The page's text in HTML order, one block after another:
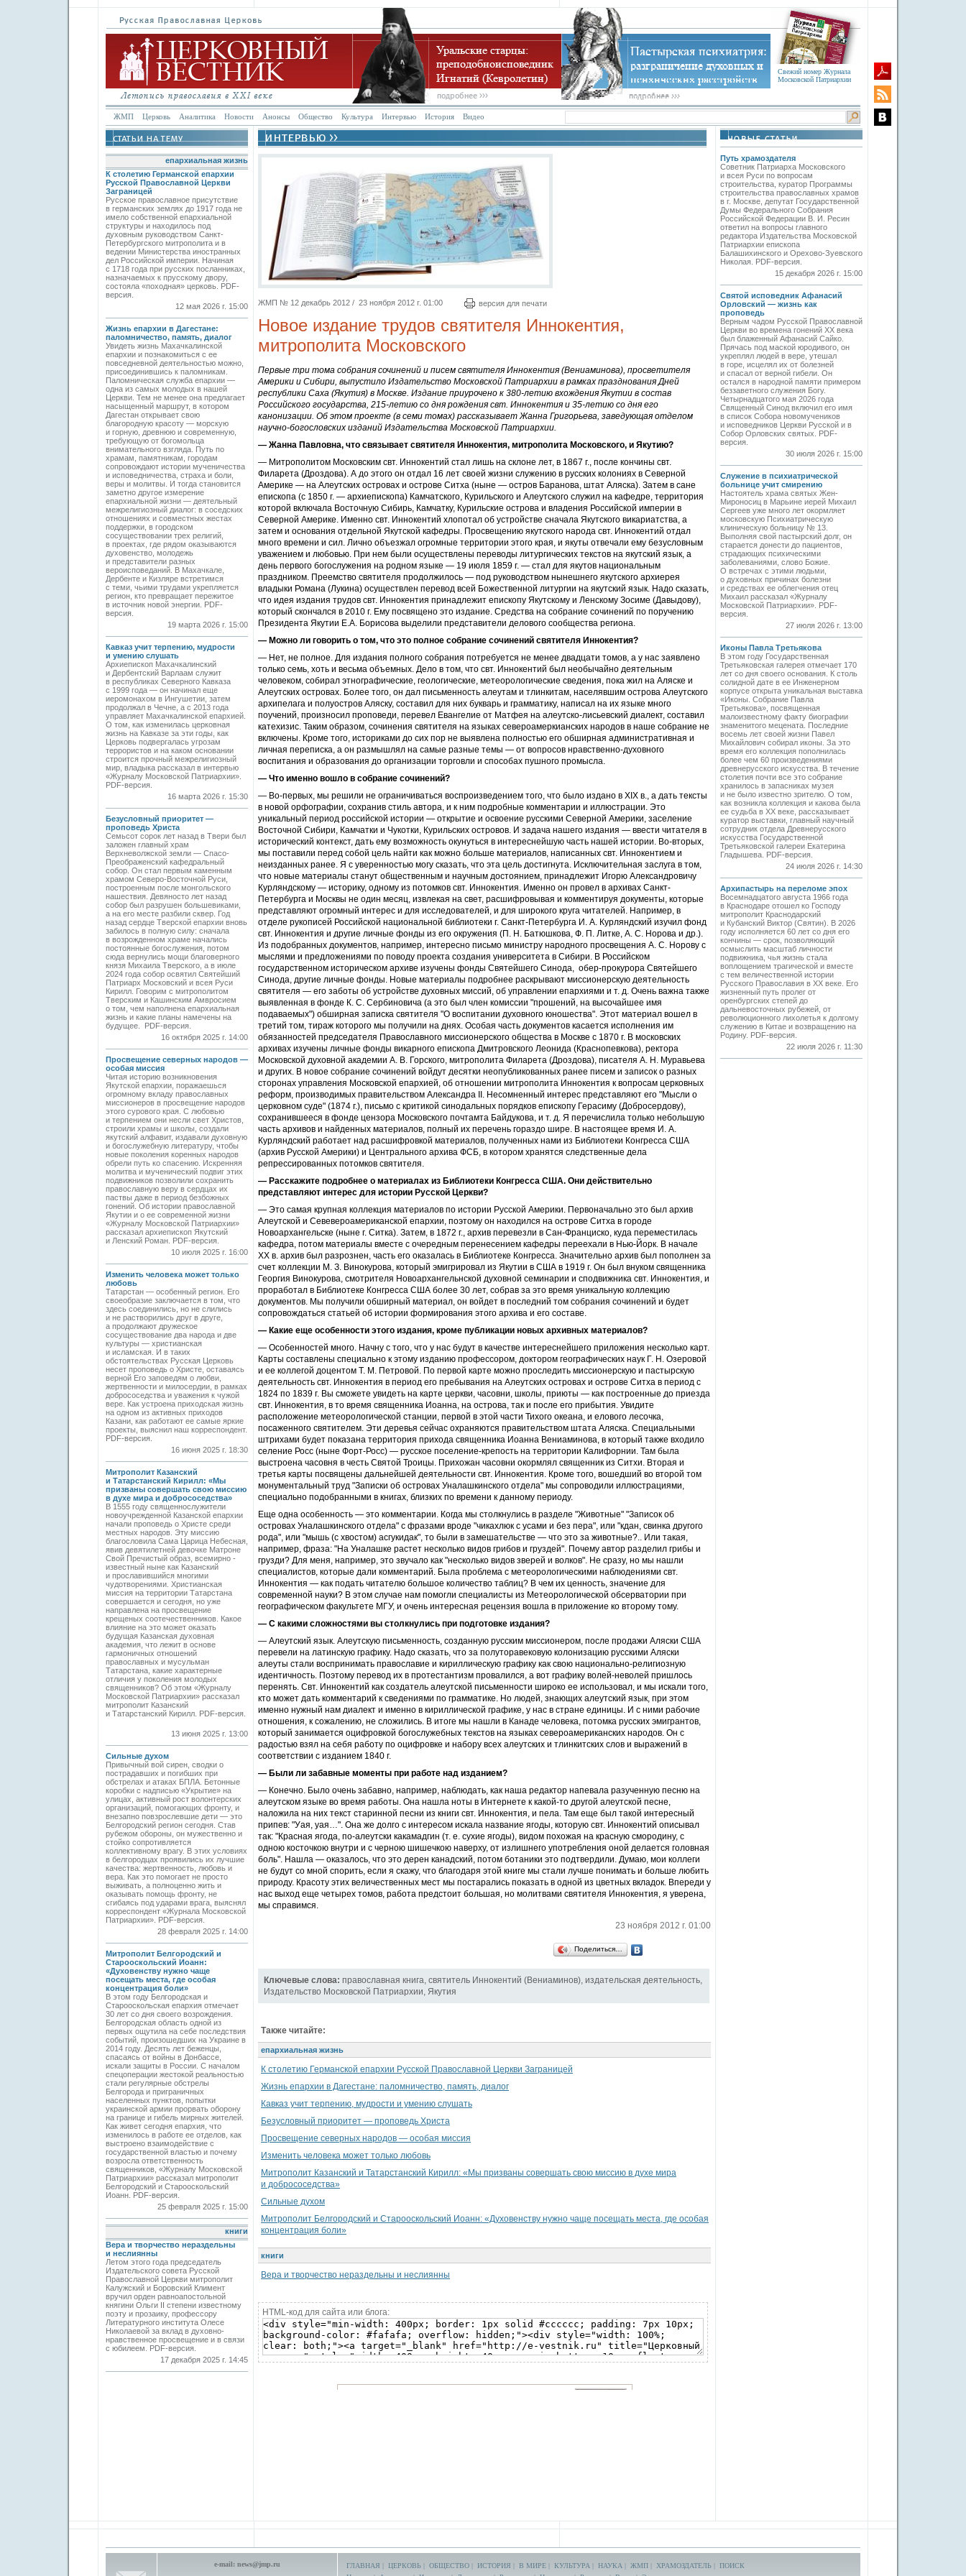
Свежий номер Журнала
Московской Патриархии
ЖМП Церковь Аналитика Новости Анонсы Общество Культура Интервью История Видео
епархиальная жизнь
К столетию Германской епархии
Русской Православной Церкви
Заграницей
Русское православное присутствие
в германских землях до 1917 года не
имело собственной епархиальной
структуры и находилось под
духовным руководством Санкт-
Петербургского митрополита и в
ведении Министерства иностранных
дел Российской империи. Начиная
с 1718 года при русских посланниках,
назначаемых к прусскому двору,
состояла «походная» церковь. PDF-
версия.
12 мая 2026 г. 15:00
Жизнь епархии в Дагестане:
паломничество, память, диалог
Увидеть жизнь Махачкалинской
епархии и познакомиться с ее
повседневной деятельностью можно,
присоединившись к паломникам.
Паломническая служба епархии —
одна из самых молодых в нашей
Церкви. Тем не менее она предлагает
насыщенный маршрут, в котором
Дагестан открывает свою
благородную красоту — морскую
и горную, древнюю и современную,
требующую от богомольца
внимательного взгляда. Путь по
храмам, памятникам, городам
сопровождают истории мученичества
и исповедничества, страха и боли,
веры и молитвы. И тогда становится
заметно другое измерение
епархиальной жизни — деятельный
межрелигиозный диалог: в соседских
отношениях и совместных жестах
поддержки, в городском
сосуществовании трех религий,
в проектах, где рядом оказываются
духовенство, молодежь
и представители разных
вероисповеданий. В Махачкале,
Дербенте и Кизляре встретимся
с теми, чьими трудами укрепляется
регион, кто превращает пережитое
в источник новой энергии. PDF-
версия.
19 марта 2026 г. 15:00
Кавказ учит терпению, мудрости
и умению слушать
Архиепископ Махачкалинский
и Дербентский Варлаам служит
в республиках Северного Кавказа
с 1999 года — он начинал еще
иеромонахом в Ингушетии, затем
продолжал в Чечне, а с 2013 года
управляет Махачкалинской епархией.
О том, как изменилась церковная
жизнь на Кавказе за эти годы, как
Церковь подвергалась угрозам
террористов и на каком основании
строится прочный межрелигиозный
мир, владыка рассказал в интервью
«Журналу Московской Патриархии».
PDF-версия.
16 марта 2026 г. 15:30
Безусловный приоритет —
проповедь Христа
Семьсот сорок лет назад в Твери был
заложен главный храм
Верхневолжской земли — Спасо-
Преображенский кафедральный
собор. Он стал первым каменным
храмом Северо-Восточной Руси,
построенным после монгольского
нашествия. Девяносто лет назад
собор был разрушен большевиками,
а на его месте разбили сквер. Год
назад сердце Тверской епархии вновь
забилось в полную силу: сначала
в возрожденном храме начались
постоянные богослужения, потом
сюда вернулись мощи благоверного
князя Михаила Тверского, а в июле
2024 года собор освятил Святейший
Патриарх Московский и всея Руси
Кирилл. Говорим с митрополитом
Тверским и Кашинским Амвросием
о том, чем наполнена епархиальная
жизнь и какие планы намечены на
будущее. PDF-версия.
16 октября 2025 г. 14:00
Просвещение северных народов —
особая миссия
Читая историю возникновения
Якутской епархии, поражаешься
огромному вкладу православных
миссионеров в просвещение народов
этого сурового края. С любовью
и терпением они несли свет Христов,
строили храмы и школы, создали
якутский алфавит, издавали духовную
и богослужебную литературу, чтобы
новые поколения коренных народов
обрели путь ко спасению. Искренняя
молитва и мученический подвиг этих
подвижников позволили сохранить
православную веру в сердцах их
паствы даже в период безбожных
гонений. Об истории православной
Якутии и о ее современной жизни
«Журналу Московской Патриархии»
рассказал архиепископ Якутский
и Ленский Роман. PDF-версия.
10 июля 2025 г. 16:00
Изменить человека может только
любовь
Татарстан — особенный регион. Его
своеобразие заключается в том, что
здесь соединились, но не слились
и не растворились друг в друге,
а продолжают дружеское
сосуществование два народа и две
культуры — христианская
и исламская. И в таких
обстоятельствах Русская Церковь
несет проповедь о Христе, оставаясь
верной Его заповедям о любви,
жертвенности и милосердии, в рамках
добрососедства и уважения к чужой
вере. Как устроена приходская жизнь
на одном из активных приходов
Казани, как работают ее самые яркие
проекты, выяснил наш корреспондент.
PDF-версия.
16 июня 2025 г. 18:30
Митрополит Казанский
и Татарстанский Кирилл: «Мы
призваны совершать свою миссию
в духе мира и добрососедства»
В 1555 году священнослужители
новоучрежденной Казанской епархии
начали проповедь о Христе среди
местных народов. Эту миссию
благословила Сама Царица Небесная,
явив девятилетней девочке Матроне
Свой Пречистый образ, всемирно ­
известный ныне как Казанский
и прославившийся многими
чудотворениями. Христианская
миссия на территории Татарстана
совершается и сегодня, но уже
направлена на просвещение
крещеных соотечественников. Какое
влияние на это может оказать
будущая Казанская духовная
академия, что лежит в основе
гармоничных отношений
православных и мусульман
Татарстана, какие характерные
отличия у поколения молодых
священников? Об этом «Журналу
Московской Патриархии» рассказал
митрополит Казанский
и Татарстанский Кирилл. PDF-версия.
13 июня 2025 г. 13:00
Сильные духом
Привычный вой сирен, сводки о
пострадавших и погибших при
обстрелах и атаках БПЛА. Бетонные
коробки с надписью «Укрытие» на
улицах, активный рост волонтерских
организаций, помогающих фронту, и
внезапно повзрослевшие дети — это
Белгородский регион сегодня. Став
рубежом обороны, он мужественно и
стойко сопротивляется
коллективному врагу. В этих условиях
в белгородцах проявились их лучшие
качества: жертвенность, любовь и
вера. Как это помогает не просто
выживать, а полноценно жить и
оказывать помощь фронту, не
сгибаясь под ударами врага, выяснял
корреспондент «Журнала Московской
Патриархии». PDF-версия.
28 февраля 2025 г. 14:00
Митрополит Белгородский и
Старооскольский Иоанн:
«Духовенству нужно чаще
посещать места, где особая
концентрация боли»
В этом году Белгородская и
Старооскольская епархия отмечает
30 лет со дня своего возрождения.
Белгородская область одной из
первых ощутила на себе последствия
событий, произошедших на Украине в
2014 году. Десять лет беженцы,
спасаясь от войны в Донбассе,
искали защиты в России. С началом
спецоперации жестокой реальностью
стали регулярные обстрелы
Белгорода и приграничных
населенных пунктов, попытки
украинской армии прорвать оборону
на границе и гибель мирных жителей.
Как живет сегодня епархия, что
изменилось в работе ее отделов, как
выстроено взаимодействие с
государственной властью и почему
возросла ответственность
священников, «Журналу Московской
Патриархии» рассказал митрополит
Белгородский и Старооскольский
Иоанн. PDF-версия.
25 февраля 2025 г. 15:00
книги
Вера и творчество нераздельны
и неслиянны
Летом этого года председатель
Издательского совета Русской
Православной Церкви митрополит
Калужский и Боровский Климент
вручил орден равноапостольной
княгини Ольги II степени известному
поэту и прозаику, профессору
Литературного института Олесе
Николаевой за вклад в духовно-
нравственное просвещение и в связи
с юбилеем. PDF-версия.
17 декабря 2025 г. 14:45
ЖМП № 12 декабрь 2012 / 23 ноября 2012 г. 01:00 версия для печати
Новое издание трудов святителя Иннокентия,
митрополита Московского
Первые три тома собрания сочинений и писем святителя Иннокентия (Вениаминова), просветителя
Америки и Сибири, выпустило Издательство Московской Патриархии в рамках празднования Дней
республики Саха (Якутия) в Москве. Издание приурочено к 380‑летию вхождения Якутии в состав
Российского государства, 215‑летию со дня рождения свт. Иннокентия и 35‑летию со дня его
канонизации. Об этом проекте (в семи томах) рассказывает Жанна Григорьева, заведующая отделом
научно-богословских изданий Издательства Московской Патриархии.
— Жанна Павловна, что связывает святителя Иннокентия, митрополита Московского, и Якутию?
— Митрополитом Московским свт. Иннокентий стал лишь на склоне лет, в 1867 г., после кончины свт.
Филарета (Дроздова). А до этого он отдал 16 лет своей жизни служению в русских колониях в Северной
Америке — на Алеутских островах и острове Ситха (ныне — остров Баранова, штат Аляска). Затем в сане
епископа (с 1850 г. — архиепископа) Камчатского, Курильского и Алеутского служил на кафедре, территория
которой включала Восточную Сибирь, Камчатку, Курильские острова и владения Российской империи в
Северной Америке. Именно свт. Иннокентий хлопотал об устройстве сначала Якутского викариатства, а
затем и основания отдельной Якутской кафедры. Просвещению якутского народа свт. Иннокентий отдал
много времени и сил. Лично объезжал огромные территории этого края, и якуты отвечали ему безусловным
уважением и любовью. При нем были осуществлены переводы литургических текстов на якутский язык, а
день первого богослужения на родном языке — 19 июля 1859 г. — стал для якутов национальным
праздником. Преемство святителя продолжилось — под руководством нынешнего якутского архиерея
владыки Романа (Лукина) осуществлен перевод всей Божественной литургии на якутский язык. Надо сказать,
что идея издания трудов свт. Иннокентия принадлежит епископу Якутскому и Ленскому Зосиме (Давыдову),
который скончался в 2010 г. Ему посвящено это издание. Средства на собрание сочинений по поручению
Президента Якутии Е.А. Борисова выделили представители делового сообщества региона.
— Можно ли говорить о том, что это полное собрание сочинений святителя Иннокентия?
— Нет, не полное. Для издания полного собрания потребуется не менее двадцати томов, а у нас заявлено
только семь, хоть и весьма объемных. Дело в том, что свт. Иннокентий был необычайно деятельным
человеком, собирал этнографические, геологические, метеорологические сведения, пока жил на Аляске и
Алеутских островах. Более того, он дал письменность алеутам и тлинкитам, населявшим острова Алеутского
архипелага и полуостров Аляску, составил для них букварь и грамматику, написал на их языке много
поучений, произносил проповеди, перевел Евангелие от Матфея на алеутско-лисьевский диалект, составил
катехизис. Таким образом, сочинения святителя на языках североамеркианских народов в наше собрание не
включены. Кроме того, историками до сих пор не выявлена полностью его обширная административная и
личная переписка, а он размышлял на самые разные темы — от вопросов нравственно-духовного
воспитания и образования до организации торговли и способах пушного промысла.
— Что именно вошло в собрание сочинений?
— Во-первых, мы решили не ограничиваться воспроизведением того, что было издано в XIX в., а дать тексты
в новой орфографии, сохранив стиль автора, и к ним подробные комментарии и иллюстрации. Это
уникальный период российской истории — открытие и освоение русскими Северной Америки, заселение
Восточной Сибири, Камчатки и Чукотки, Курильских островов. И задача нашего издания — ввести читателя в
исторический контекст, дать ему возможность окунуться в интереснейшую часть нашей истории. Во-вторых,
мы поставили перед собой цель найти как можно больше материалов, написанных свт. Иннокентием и
неизданных ранее. Я с уверенностью могу сказать, что эта цель достигнута. Исключительная заслуга в том,
что новые материалы станут общественным и научным достоянием, принадлежит Игорю Александровичу
Курляндскому — историку, одному из потомков свт. Иннокентия. Именно он провел в архивах Санкт-
Петербурга и Москвы не один месяц, извлекая на свет, расшифровывая и комментируя документы, которые
представляют огромный интерес и для исследователей, и для широкого круга читателей. Например, в
отделе рукописей Российской национальной библиотеки г. Санкт-Петербурга И. А. Курляндский изучил фонд
свт. Иннокентия и другие личные фонды из его окружения (П. Н. Батюшкова, Ф. П. Литке, А. С. Норова и др.).
Из подобранных документов, например, интересно письмо министру народного просвещения А. С. Норову с
мыслями и предложениями по поводу проекта создания университета в Сибири. В Российском
государственном историческом архиве изучены фонды Святейшего Синода, обер-прокурора Святейшего
Синода, другие личные фонды. Новые материалы подробнее раскрывают миссионерскую деятельность
святителя — его заботы об устройстве духовных миссий, об управлении епархиями и т. д. Очень важна также
выявленная в фонде К. С. Сербиновича (а это был член комиссии "прошений, на высочайшее имя
подаваемых") обширная записка святителя "О воспитании духовного юношества". Этот материал вошел в
третий том, тираж которого мы получили на днях. Особая часть документов касается исполнения им
обязанностей председателя Православного миссионерского общества в Москве с 1870 г. В московских
архивах изучены личные фонды викарного епископа Дмитровского Леонида (Краснопевкова), ректора
Московской духовной академии А. В. Горского, митрополита Филарета (Дроздова), писателя А. Н. Муравьева
и других. В новое собрание сочинений войдут десятки неопубликованных ранее писем и записок о разных
сторонах управления Московской епархией, об отношении митрополита Иннокентия к вопросам церковных
реформ, производимых правительством Александра II. Несомненный интерес представляют его "Мысли о
церковном суде" (1874 г.), письмо с критикой синодальных порядков епископу Герасиму (Добросердову),
сохранившееся в фонде цензора Московского почтамта Байдукова, и т. д. Я перечислила только небольшую
часть архивов и найденных материалов, полный их перечень гораздо шире. В настоящее время И. А.
Курляндский работает над расшифровкой материалов, полученных нами из Библиотеки Конгресса США
(архив Русской Америки) и Центрального архива ФСБ, в котором хранятся следственные дела
репрессированных потомков святителя.
— Расскажите подробнее о материалах из Библиотеки Конгресса США. Они действительно
представляют интерес для истории Русской Церкви?
— Это самая крупная коллекция материалов по истории Русской Америки. Первоначально это был архив
Алеутской и Севевероамериканской епархии, поэтому он находился на острове Ситха в городе
Новоархангельске (ныне г. Ситка). Затем, в 1872 г., архив перевезли в Сан-Франциско, куда переместилась
кафедра, потом материалы вместе с очередным перенесением кафедры переехали в Нью-Йорк. В начале
XX в. архив был разрознен, часть его оказалась в Библиотеке Конгресса. Значительно архив был пополнен за
счет коллекции М. З. Винокурова, который эмигрировал из Якутии в США в 1919 г. Он был внуком священника
Георгия Винокурова, смотрителя Новоархангельнской духовной семинарии и сподвижника свт. Иннокентия, и
проработал в Библиотеке Конгресса США более 30 лет, собрав за это время уникальную коллекцию
документов. Мы получили обширный материал, он войдет в последний том собрания сочинений и будет
сопровождаться статьей об истории формирования этого архива и его составе.
— Какие еще особенности этого издания, кроме публикации новых архивных материалов?
— Особенностей много. Начну с того, что у нас будут в качестве интереснейшего приложения несколько карт.
Карты составлены специально к этому изданию профессором, доктором географических наук Г. Н. Озеровой
и ее коллегой доцентом Т. М. Петровой. По первой карте можно проследить миссионерскую и пастырскую
деятельность свт. Иннокентия в период его пребывания на Алеутских островах и острове Ситха в период с
1824 по 1839 г. Вы сможете увидеть на карте церкви, часовни, школы, приюты — как построенные до приезда
свт. Иннокентия, в то время священника Иоанна, на острова, так и после его прибытия. Увидите
расположение метеорологической станции, первой в этой части Тихого океана, и елового лесочка,
посаженного святителем. Эти деревья сейчас охраняются правительством штата Аляска. Специальными
штрихами будет показана территория прихода священника Иоанна Вениаминова, в который также входило
селение Росс (ныне Форт-Росс) — русское поселение-крепость на территории Калифорнии. Там была
выстроена часовня в честь Святой Троицы. Прихожан часовни окормлял священник из Ситхи. Вторая и
третья карты посвящены дальнейшей деятельности свт. Иннокентия. Кроме того, вошедший во второй том
монументальный труд "Записки об островах Уналашкинского отдела" мы сопроводили иллюстрациями,
специально подобранными в книгах, близких по времени к данному периоду.
Еще одна особенность — это комментарии. Когда мы столкнулись в разделе "Животные" "Записок об
островах Уналашкинского отдела" с фразами вроде "чикахлюк с усами и без пера", или "кдан, свинка другого
рода", или "мышь (с хвостом) асгукидак", то были в замешательстве — что это за животные?.. Или такая,
например, фраза: "На Уналашке растет несколько видов грибов и груздей". Почему автор разделил грибы и
грузди? Для меня, например, это звучало как "несколько видов зверей и волков". Не сразу, но мы нашли
специалистов, которые дали комментарий. Была проблема с метеорологическими наблюдениями свт.
Иннокентия — как подать читателю большое количество таблиц? В чем их ценность, значение для
современной науки? В этом случае нам помогли специалисты из Метеорологической обсерватории при
географическом факультете МГУ, и очень интересная рецензия вошла в приложение ко второму тому.
— С какими сложностями вы столкнулись при подготовке издания?
— Алеутский язык. Алеутскую письменность, созданную русским миссионером, после продажи Аляски США
перевели на латинскую графику. Надо сказать, что за полуторавековую колонизацию русскими Аляски
алеуты стали воспринимать православие и кириллическую графику как свою национально-религиозную
идентичность. Поэтому перевод их в протестантизм провалился, а вот графику волей-неволей пришлось
перенять. Свт. Иннокентий как создатель алеутской письменности широко ее использовал, и мы искали того,
кто может дать комментарий к сведениями по грамматике. Но людей, знающих алеутский язык, при этом
именно нужный нам диалект и именно в кириллической графике, у нас в стране единицы. И с ними рабочие
отношения, к сожалению, не сложились. В итоге мы нашли в Канаде человека, потомка русских эмигрантов,
который занимается оцифровкой богослужебных текстов на языках североамериканских народов. Он с
радостью взял на себя работу по оцифровке и набору всех алеутских и тлинкитских слов и выражений в
соответствии с изданием 1840 г.
— Были ли забавные моменты при работе над изданием?
— Конечно. Было очень забавно, например, наблюдать, как наша редактор напевала разученную песню на
алеутском языке во время работы. Она нашла ноты в Интернете к какой-то другой алеутской песне,
наложила на них текст старинной песни из книги свт. Иннокентия, и пела. Там еще был такой интересный
припев: "Уая, уая…". Она же долго с интересом искала название ягоды, которую свт. Иннокентий описывал
так: "Красная ягода, по-алеутски какамадгин (т. е. сухие ягоды), видом похожая на красную смородину, с
одною косточкою внутри и с черною шишечкою наверху, от излишнего употребления оной делается головная
боль". Нашла — оказалось, что это дерен канадский, потом ботаники это подтвердили. Думаю, мои коллеги
не будут со мной спорить, если я скажу, что благодаря этой книге мы стали лучше понимать и больше любить
природу. Красоту этих величественных мест мы постарались показать в одной из цветных вкладок. Впереди у
нас выход еще четырех томов, работа предстоит большая, но молитвами святителя Иннокентия, я уверена,
мы справимся.
23 ноября 2012 г. 01:00
Поделиться…
Ключевые слова: православная книга святитель Иннокентий (Вениаминов) издательская деятельность
Издательство Московской Патриархии Якутия
Также читайте:
епархиальная жизнь
К столетию Германской епархии Русской Православной Церкви Заграницей
Жизнь епархии в Дагестане: паломничество, память, диалог
Кавказ учит терпению, мудрости и умению слушать
Безусловный приоритет — проповедь Христа
Просвещение северных народов — особая миссия
Изменить человека может только любовь
Митрополит Казанский и Татарстанский Кирилл: «Мы призваны совершать свою миссию в духе мира
и добрососедства»
Сильные духом
Митрополит Белгородский и Старооскольский Иоанн: «Духовенству нужно чаще посещать места, где особая
концентрация боли»
книги
Вера и творчество нераздельны и неслиянны
HTML-код для сайта или блога:
Путь храмоздателя
Советник Патриарха Московского
и всея Руси по вопросам
строительства, куратор Программы
строительства православных храмов
в г. Москве, депутат Государственной
Думы Федерального Собрания
Российской Федерации В. И. Ресин
ответил на вопросы главного
редактора Издательства Московской
Патриархии епископа
Балашихинского и Орехово-Зуевского
Николая. PDF-версия.
15 декабря 2026 г. 15:00
Святой исповедник Афанасий
Орловский — жизнь как
проповедь
Верным чадом Русской Православной
Церкви во времена гонений XX века
был блаженный Афанасий Сайко.
Прячась под маской юродивого, он
укреплял людей в вере, утешал
в горе, исцелял их от болезней
и спасал от верной гибели. Он
остался в народной памяти примером
беззаветного служения Богу.
Четырнадцатого мая 2026 года
Священный Синод включил его имя
в список Собора новомучеников
и исповедников Церкви Русской и в
Собор Орловских святых. PDF-
версия.
30 июля 2026 г. 15:00
Служение в психиатрической
больнице учит смирению
Настоятель храма святых Жен-
Мироносиц в Марьине иерей Михаил
Сергеев уже много лет окормляет
московскую Психиатрическую
клиническую больницу № 13.
Выполняя свой пастырский долг, он
старается донести до пациентов,
страдающих психическими
заболеваниями, слово Божие.
О встречах с этими людьми,
о духовных причинах болезни
и средствах ее облегчения отец
Михаил рассказал «Журналу
Московской Патриархии». PDF-
версия.
27 июля 2026 г. 13:00
Иконы Павла Третьякова
В этом году Государственная
Третьяковская галерея отмечает 170
лет со дня своего основания. К столь
солидной дате в ее Инженерном
корпусе открыта уникальная выставка
«Иконы. Собрание Павла
Третьякова», посвященная
малоизвестному факту биографии
знаменитого мецената. Последние
восемь лет своей жизни Павел
Михайлович собирал иконы. За это
время его коллекция пополнилась
более чем 60 произведениями
древнерусского искусства. В течение
столетия почти все это собрание
хранилось в запасниках музея
и не было известно зрителю. О том,
как возникла коллекция и какова была
ее судьба в ХХ веке, рассказывает
куратор выставки, главный научный
сотрудник отдела Древнерусского
искусства Государственной
Третьяковской галереи Екатерина
Гладышева. PDF-версия.
24 июля 2026 г. 14:30
Архипастырь на переломе эпох
Восемнадцатого августа 1966 года
в Краснодаре отошел ко Господу
митрополит Краснодарский
и Кубанский Виктор (Святин). В 2026
году исполняется 60 лет со дня его
кончины — срок, позволяющий
осмыслить масштаб личности
подвижника, чья жизнь стала
воплощением трагической и вместе
с тем величественной истории
Русского Православия в XX веке. Его
жизненный путь пролег от
оренбургских степей до
дальневосточных рубежей, от
революционного лихолетья к долгому
служению в Китае и возвращению на
Родину. PDF-версия.
22 июля 2026 г. 11:30
e-mail: news@jmp.ru ГЛАВНАЯ | ЦЕРКОВЬ | ОБЩЕСТВО | ИСТОРИЯ | В МИРЕ | КУЛЬТУРА | НАУКА | ЖМП | ХРАМОЗДАТЕЛЬ | ПОИСК